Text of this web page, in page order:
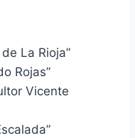
La Rioja”
Rojas”
Vicente